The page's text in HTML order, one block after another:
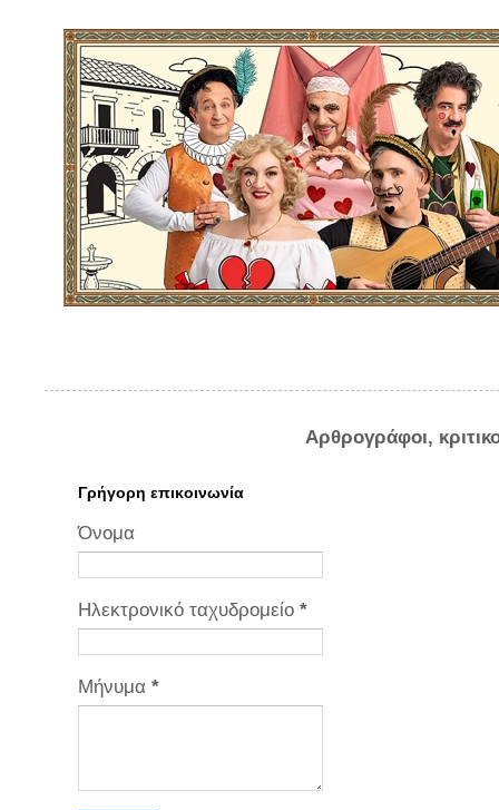
Αρθρογράφοι,
Γρήγορη επικοινωνία
Όνομα
Ηλεκτρονικό ταχυδρομείο *
Μήνυμα *